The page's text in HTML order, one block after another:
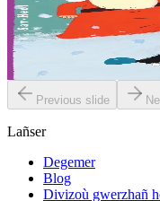
Abaoe savet an heol
dreid o skornañ en erc’h,
deus, ken en deus. Ha
Er stok
Previous slide
Lañser
Degemer
Blog
Divizoù gwerzhañ